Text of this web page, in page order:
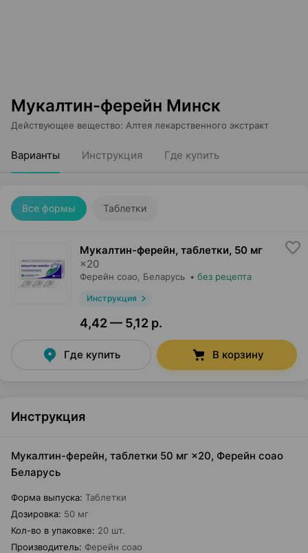
Мукалтин-ферейн Минск
Действующее вещество: Алтея лекарственного экстракт
Варианты Инструкция Где купить
Все формы Таблетки
Мукалтин-ферейн, таблетки, 50 мг
×20
Ферейн соао , Беларусь • без рецепта
Инструкция
4,42 — 5,12 р.
Где купить В корзину
Инструкция
Мукалтин-ферейн, таблетки 50 мг ×20, Ферейн соао
Беларусь
Форма выпуска: Таблетки
Дозировка: 50 мг
Кол-во в упаковке: 20 шт.
Производитель: Ферейн соао